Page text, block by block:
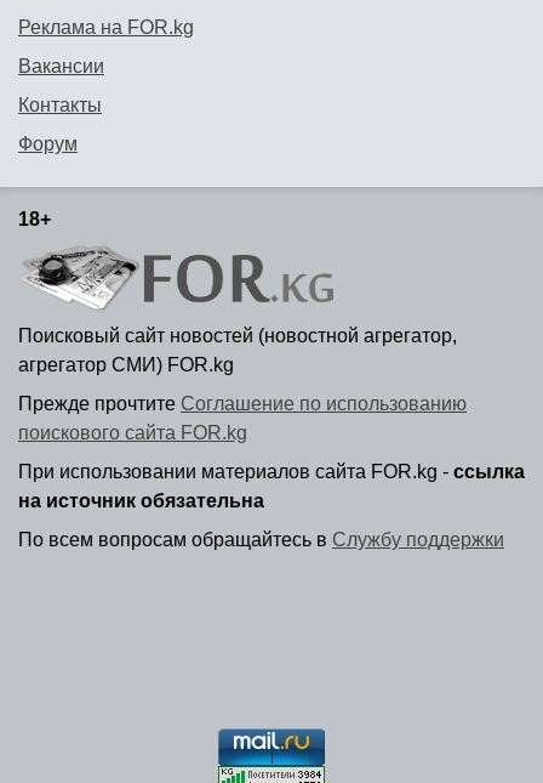
Реклама на FOR.kg
Вакансии
Контакты
Форум
18+
Поисковый сайт новостей (новостной агрегатор,
агрегатор СМИ) FOR.kg
Прежде прочтите Соглашение по использованию
поискового сайта FOR.kg
При использовании материалов сайта FOR.kg - ссылка
на источник обязательна
По всем вопросам обращайтесь в Службу поддержки